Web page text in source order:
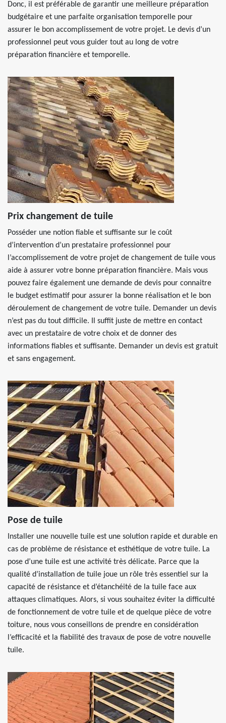
Donc, il est préférable de garantir une meilleure préparation
budgétaire et une parfaite organisation temporelle pour
assurer le bon accomplissement de votre projet. Le devis d’un
professionnel peut vous guider tout au long de votre
préparation financière et temporelle.
Prix changement de tuile
Posséder une notion fiable et suffisante sur le coût
d’intervention d’un prestataire professionnel pour
l’accomplissement de votre projet de changement de tuile vous
aide à assurer votre bonne préparation financière. Mais vous
pouvez faire également une demande de devis pour connaitre
le budget estimatif pour assurer la bonne réalisation et le bon
déroulement de changement de votre tuile. Demander un devis
n’est pas du tout difficile. Il suffit juste de mettre en contact
avec un prestataire de votre choix et de donner des
informations fiables et suffisante. Demander un devis est gratuit
et sans engagement.
Pose de tuile
Installer une nouvelle tuile est une solution rapide et durable en
cas de problème de résistance et esthétique de votre tuile. La
pose d’une tuile est une activité très délicate. Parce que la
qualité d’installation de tuile joue un rôle très essentiel sur la
capacité de résistance et d’étanchéité de la tuile face aux
attaques climatiques. Alors, si vous souhaitez éviter la difficulté
de fonctionnement de votre tuile et de quelque pièce de votre
toiture, nous vous conseillons de prendre en considération
l’efficacité et la fiabilité des travaux de pose de votre nouvelle
tuile.